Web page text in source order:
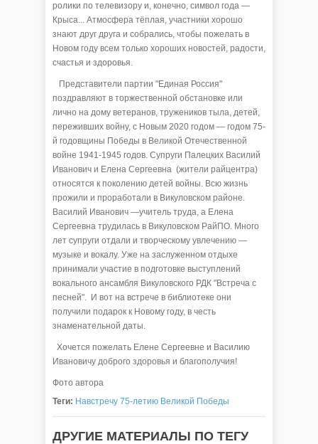
ролики по телевизору и, конечно, символ года —
Крыса... Атмосфера тёплая, участники хорошо
знают друг друга и собрались, чтобы пожелать в
Новом году всем только хороших новостей, радости,
счастья и здоровья.
Представители партии "Единая Россия"
поздравляют в торжественной обстановке или
лично на дому ветеранов, тружеников тыла, детей,
переживших войну, с Новым 2020 годом — годом 75-
й годовщины Победы в Великой Отечественной
войне 1941-1945 годов. Супруги Палецких Василий
Иванович и Елена Сергеевна (жители райцентра)
относятся к поколению детей войны. Всю жизнь
прожили и проработали в Викуловском районе.
Василий Иванович —учитель труда, а Елена
Сергеевна трудилась в Викуловском РайПО. Много
лет супруги отдали и творческому увлечению —
музыке и вокалу. Уже на заслуженном отдыхе
принимали участие в подготовке выступлений
вокального ансамбля Викуловского РДК "Встреча с
песней". И вот на встрече в библиотеке они
получили подарок к Новому году, в честь
знаменательной даты.
Хочется пожелать Елене Сергеевне и Василию
Ивановичу доброго здоровья и благополучия!
Фото автора
Теги: Навстречу 75-летию Великой Победы
ДРУГИЕ МАТЕРИАЛЫ ПО ТЕГУ